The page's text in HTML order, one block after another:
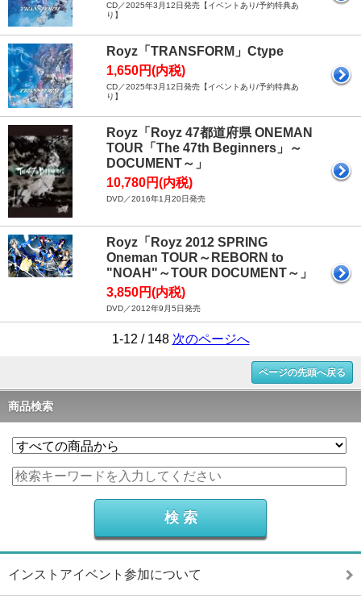
CD／2025年3月12日発売【イベントあり/予約特典あ
り】
Royz「TRANSFORM」Ctype
1,650円(内税)
CD／2025年3月12日発売【イベントあり/予約特典あ
り】
Royz「Royz 47都道府県 ONEMAN
TOUR「The 47th Beginners」～
DOCUMENT～」
10,780円(内税)
DVD／2016年1月20日発売
Royz「Royz 2012 SPRING
Oneman TOUR～REBORN to
"NOAH"～TOUR DOCUMENT～」
3,850円(内税)
DVD／2012年9月5日発売
1-12 / 148 次のページへ
ページの先頭へ戻る
商品検索
インストアイベント参加について